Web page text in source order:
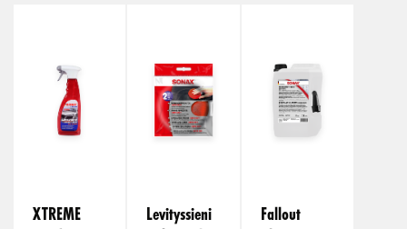
XTREME
Levityssieni
Fallout